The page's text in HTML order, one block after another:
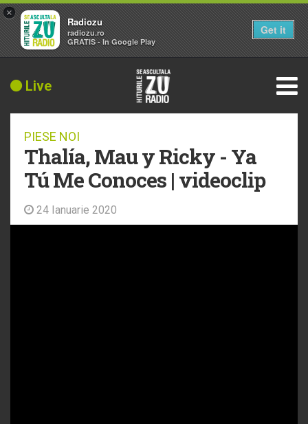
Live
PIESE NOI
Thalía, Mau y Ricky - Ya
Tú Me Conoces | videoclip
24 Ianuarie 2020
×
Radiozu
radiozu.ro
GRATIS - In Google Play
Get it